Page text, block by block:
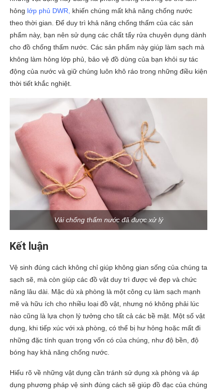
hỏng lớp phủ DWR,
khiến chúng mất khả năng chống nước
theo thời gian. Để duy trì khả năng chống thấm của các sản
phẩm này, bạn nên sử dụng các chất tẩy rửa chuyên dụng dành
cho đồ chống thấm nước. Các sản phẩm này giúp làm sạch mà
không làm hỏng lớp phủ, bảo vệ đồ dùng của bạn khỏi sự tác
động của nước và giữ chúng luôn khô ráo trong những điều kiện
thời tiết khắc nghiệt.
Vải chống thấm nước đã được xử lý
Kết luận
Vệ sinh đúng cách không chỉ giúp không gian sống của chúng ta
sạch sẽ, mà còn giúp các đồ vật duy trì được vẻ đẹp và chức
năng lâu dài. Mặc dù xà phòng là một công cụ làm sạch mạnh
mẽ và hữu ích cho nhiều loại đồ vật, nhưng nó không phải lúc
nào cũng là lựa chọn lý tưởng cho tất cả các bề mặt. Một số vật
dụng, khi tiếp xúc với xà phòng, có thể bị hư hỏng hoặc mất đi
những đặc tính quan trọng vốn có của chúng, như độ bền, độ
bóng hay khả năng chống nước.
Hiểu rõ về những vật dụng cần tránh sử dụng xà phòng và áp
dụng phương pháp vệ sinh đúng cách sẽ giúp đồ đạc của chúng